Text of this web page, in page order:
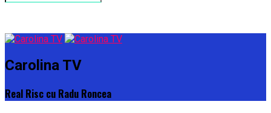
Carolina TV
Real Risc cu Radu Roncea